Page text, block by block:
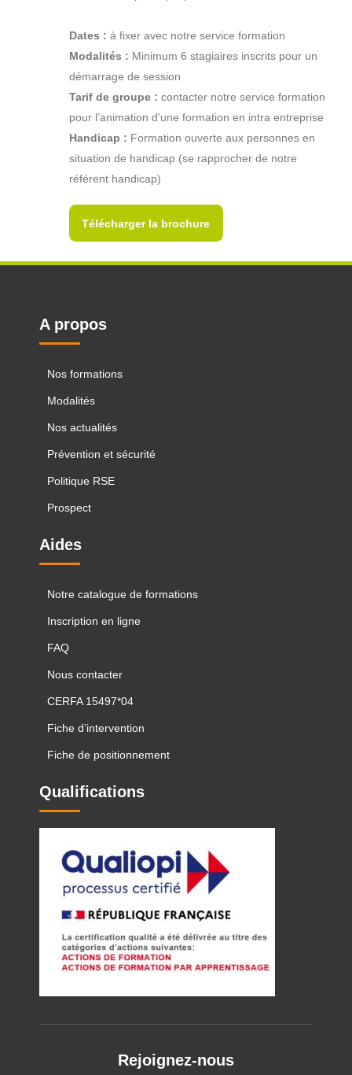
Dates : à fixer avec notre service formation
Modalités : Minimum 6 stagiaires inscrits pour un
démarrage de session
Tarif de groupe : contacter notre service formation
pour l’animation d’une formation en intra entreprise
Handicap : Formation ouverte aux personnes en
situation de handicap (se rapprocher de notre
référent handicap)
Télécharger la brochure
A propos
Nos formations
Modalités
Nos actualités
Prévention et sécurité
Politique RSE
Prospect
Aides
Notre catalogue de formations
Inscription en ligne
FAQ
Nous contacter
CERFA 15497*04
Fiche d’intervention
Fiche de positionnement
Qualifications
Rejoignez-nous